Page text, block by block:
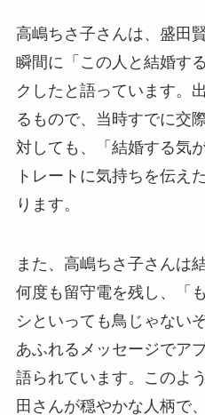
高嶋ちさ子さんは、盛田
瞬間に「この人と結婚す
クしたと語っています。
るもので、当時すでに交
対しても、「結婚する気
トレートに気持ちを伝え
ります。
また、高嶋ちさ子さんは
何度も留守電を残し、「
シといっても鳥じゃない
あふれるメッセージでア
語られています。このよ
田さんが穏やかな人柄で